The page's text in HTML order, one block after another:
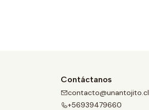
Contáctanos
contacto@unantojito.cl
+56939479660